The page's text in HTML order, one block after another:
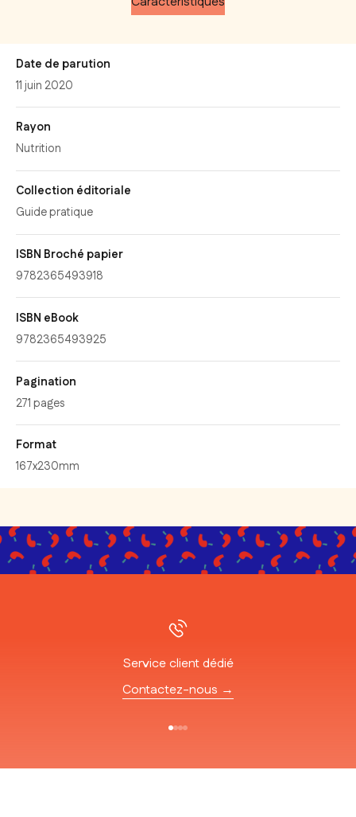
Date de parution
11 juin 2020
Rayon
Nutrition
Collection éditoriale
Guide pratique
ISBN Broché papier
9782365493918
ISBN eBook
9782365493925
Pagination
271 pages
Format
167x230mm
Service client dédié
Contactez-nous →